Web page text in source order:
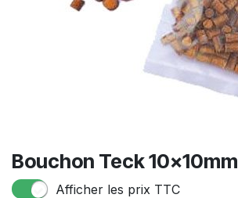
Bouchon Teck 10x10mm
Afficher les prix TTC